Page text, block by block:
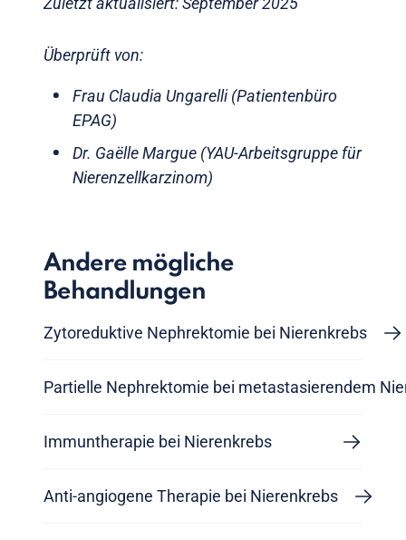
Überprüft von:
Frau Claudia Ungarelli (Patientenbüro
EPAG)
Dr. Gaëlle Margue (YAU-Arbeitsgruppe für
Nierenzellkarzinom)
Andere mögliche
Behandlungen
Zytoreduktive Nephrektomie bei Nierenkrebs
Partielle Nephrektomie bei metastasierendem
Immuntherapie bei Nierenkrebs
Anti-angiogene Therapie bei Nierenkrebs